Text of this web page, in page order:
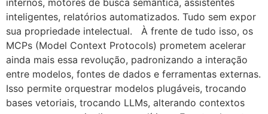
internos, motores de busca semântica, assistentes
inteligentes, relatórios automatizados. Tudo sem expor
sua propriedade intelectual. À frente de tudo isso, os
MCPs (Model Context Protocols) prometem acelerar
ainda mais essa revolução, padronizando a interação
entre modelos, fontes de dados e ferramentas externas.
Isso permite orquestrar modelos plugáveis, trocando
bases vetoriais, trocando LLMs, alterando contextos